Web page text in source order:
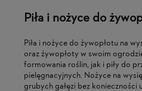
Piła i nożyce do
Piła i nożyce do żywopłotu na
oraz żywopłoty w swoim
formowania roślin, jak i piły do
pielęgnacyjnych. Nożyce na
grubych gałęzi bez